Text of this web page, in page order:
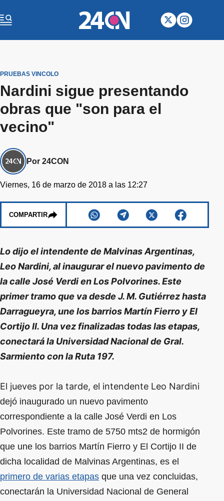
PRUEBAS VINCOLO
Nardini sigue presentando
obras que "son para el
vecino"
Por 24CON
Viernes, 16 de marzo de 2018 a las 12:27
COMPARTIR
Lo dijo el intendente de Malvinas Argentinas,
Leo Nardini, al inaugurar el nuevo pavimento de
la calle José Verdi en Los Polvorines. Este
primer tramo que va desde J. M. Gutiérrez hasta
Darragueyra, une los barrios Martín Fierro y El
Cortijo II. Una vez finalizadas todas las etapas,
conectará la Universidad Nacional de Gral.
Sarmiento con la Ruta 197.
El jueves por la tarde, el intendente Leo Nardini
dejó inaugurado un nuevo pavimento
correspondiente a la calle José Verdi en Los
Polvorines. Este tramo de 5750 mts2 de hormigón
que une los barrios Martín Fierro y El Cortijo II de
dicha localidad de Malvinas Argentinas, es el
primero de varias etapas que una vez concluidas,
conectarán la Universidad Nacional de General